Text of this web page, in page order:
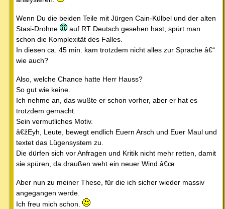
Wenn Du die beiden Teile mit Jürgen Cain-Külbel und der alten
Stasi-Drohne
auf RT Deutsch gesehen hast, spürt man
schon die Komplexität des Falles.
In diesen ca. 45 min. kam trotzdem nicht alles zur Sprache â€“
wie auch?
Also, welche Chance hatte Herr Hauss?
So gut wie keine.
Ich nehme an, das wußte er schon vorher, aber er hat es
trotzdem gemacht.
Sein vermutliches Motiv.
â€žEyh, Leute, bewegt endlich Euern Arsch und Euer Maul und
textet das Lügensystem zu.
Die dürfen sich vor Anfragen und Kritik nicht mehr retten, damit
sie spüren, da draußen weht ein neuer Wind.â€œ
Aber nun zu meiner These, für die ich sicher wieder massiv
angegangen werde.
Ich freu mich schon.